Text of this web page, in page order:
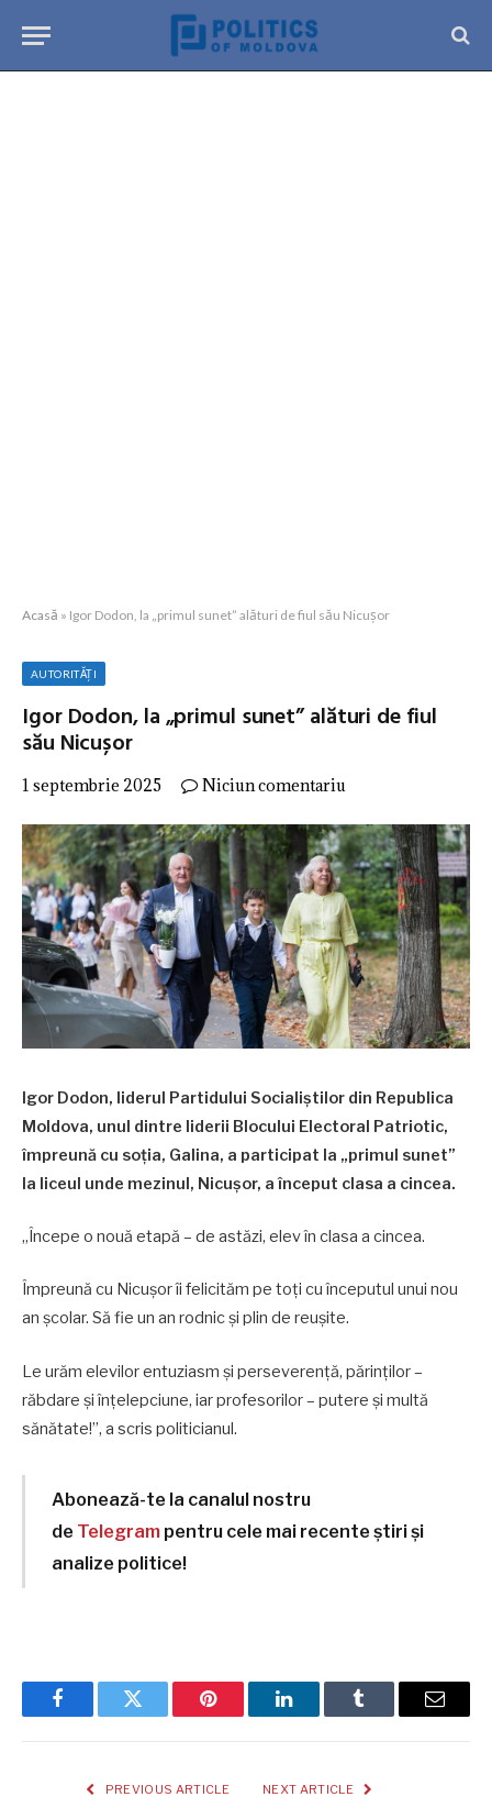
Acasă » Igor Dodon, la „primul sunet” alături de fiul său Nicușor
AUTORITĂȚI
Igor Dodon, la „primul sunet” alături de fiul
său Nicușor
1 septembrie 2025 Niciun comentariu
Igor Dodon, liderul Partidului Socialiștilor din Republica
Moldova, unul dintre liderii Blocului Electoral Patriotic,
împreună cu soția, Galina, a participat la „primul sunet”
la liceul unde mezinul, Nicușor, a început clasa a cincea.
„Începe o nouă etapă – de astăzi, elev în clasa a cincea.
Împreună cu Nicușor îi felicităm pe toți cu începutul unui nou
an școlar. Să fie un an rodnic și plin de reușite.
Le urăm elevilor entuziasm și perseverență, părinților –
răbdare și înțelepciune, iar profesorilor – putere și multă
sănătate!”, a scris politicianul.
Abonează-te la canalul nostru
de Telegram pentru cele mai recente știri și
analize politice!
FacebookTwitter Pinterest LinkedInTumblr Email
PREVIOUS ARTICLE NEXT ARTICLE